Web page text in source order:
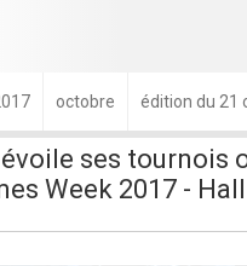
octobre édition du 21
ses tournois
Week 2017 -